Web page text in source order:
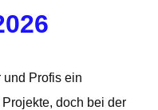
und Profis ein
doch bei der